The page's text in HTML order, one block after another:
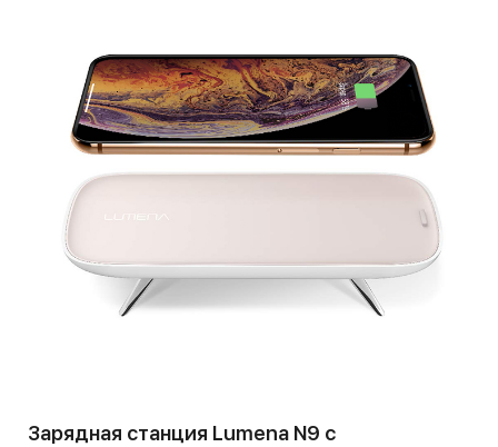
Зарядная станция Lumena N9 c